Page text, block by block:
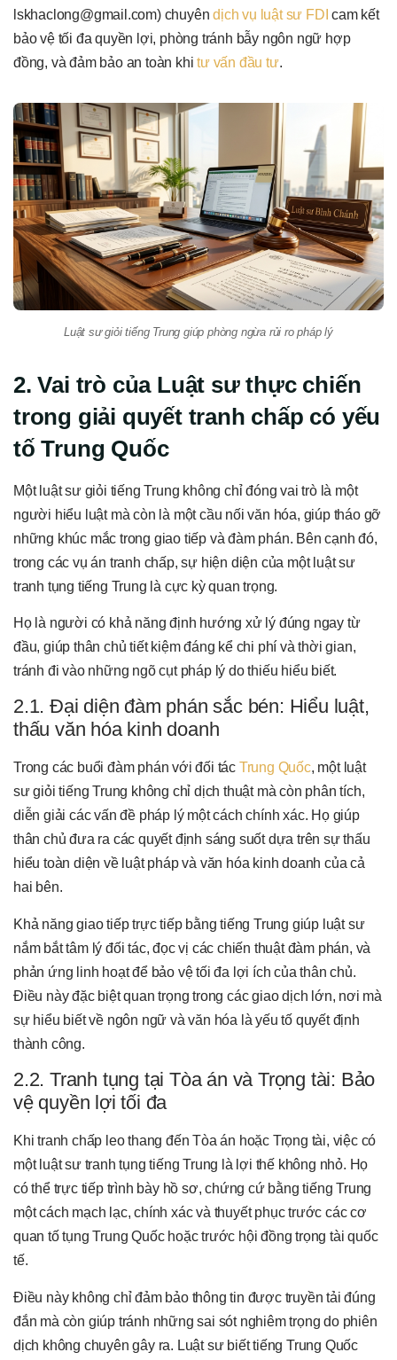
lskhaclong@gmail.com) chuyêndịch vụ luật sư FDI cam kết
bảo vệ tối đa quyền lợi, phòng tránh bẫy ngôn ngữ hợp
đồng, và đảm bảo an toàn khitư vấn đầu tư.
Luật sư giỏi tiếng Trung giúp phòng ngừa rủi ro pháp lý
2. Vai trò của Luật sư thực chiến
trong giải quyết tranh chấp có yếu
tố Trung Quốc
Một luật sư giỏi tiếng Trung không chỉ đóng vai trò là một
người hiểu luật mà còn là một cầu nối văn hóa, giúp tháo gỡ
những khúc mắc trong giao tiếp và đàm phán. Bên cạnh đó,
trong các vụ án tranh chấp, sự hiện diện của một luật sư
tranh tụng tiếng Trung là cực kỳ quan trọng.
Họ là người có khả năng định hướng xử lý đúng ngay từ
đầu, giúp thân chủ tiết kiệm đáng kể chi phí và thời gian,
tránh đi vào những ngõ cụt pháp lý do thiếu hiểu biết.
2.1. Đại diện đàm phán sắc bén: Hiểu luật,
thấu văn hóa kinh doanh
Trong các buổi đàm phán với đối tác Trung Quốc, một luật
sư giỏi tiếng Trung không chỉ dịch thuật mà còn phân tích,
diễn giải các vấn đề pháp lý một cách chính xác. Họ giúp
thân chủ đưa ra các quyết định sáng suốt dựa trên sự thấu
hiểu toàn diện về luật pháp và văn hóa kinh doanh của cả
hai bên.
Khả năng giao tiếp trực tiếp bằng tiếng Trung giúp luật sư
nắm bắt tâm lý đối tác, đọc vị các chiến thuật đàm phán, và
phản ứng linh hoạt để bảo vệ tối đa lợi ích của thân chủ.
Điều này đặc biệt quan trọng trong các giao dịch lớn, nơi mà
sự hiểu biết về ngôn ngữ và văn hóa là yếu tố quyết định
thành công.
2.2. Tranh tụng tại Tòa án và Trọng tài: Bảo
vệ quyền lợi tối đa
Khi tranh chấp leo thang đến Tòa án hoặc Trọng tài, việc có
một luật sư tranh tụng tiếng Trung là lợi thế không nhỏ. Họ
có thể trực tiếp trình bày hồ sơ, chứng cứ bằng tiếng Trung
một cách mạch lạc, chính xác và thuyết phục trước các cơ
quan tố tụng Trung Quốc hoặc trước hội đồng trọng tài quốc
tế.
Điều này không chỉ đảm bảo thông tin được truyền tải đúng
đắn mà còn giúp tránh những sai sót nghiêm trọng do phiên
dịch không chuyên gây ra. Luật sư biết tiếng Trung Quốc